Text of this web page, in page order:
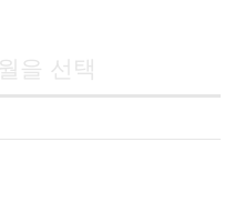
월을 선택